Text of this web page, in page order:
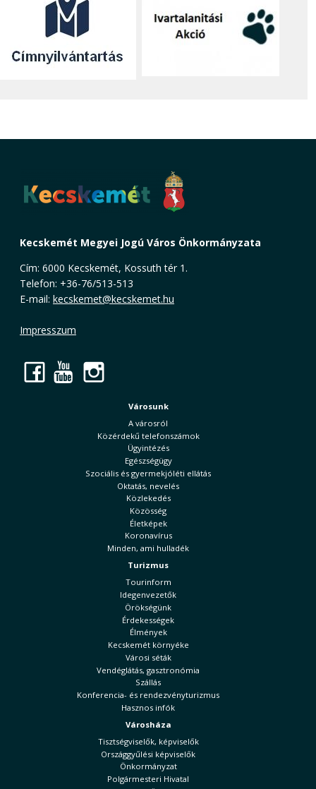
Kecskemét Megyei Jogú Város Önkormányzata
Cím: 6000 Kecskemét, Kossuth tér 1.
Telefon: +36-76/513-513
E-mail: kecskemet@kecskemet.hu
Impresszum
Facebook
YouTube
Városunk
A városról
Közérdekű telefonszámok
Ügyintézés
Egészségügy
Szociális és gyermekjóléti ellátás
Oktatás, nevelés
Közlekedés
Közösség
Életképek
Koronavírus
Minden, ami hulladék
Turizmus
Tourinform
Idegenvezetők
Örökségünk
Érdekességek
Élmények
Kecskemét környéke
Városi séták
Vendéglátás, gasztronómia
Szállás
Konferencia- és rendezvényturizmus
Hasznos infók
Városháza
Tisztségviselők, képviselők
Országgyűlési képviselők
Önkormányzat
Polgármesteri Hivatal